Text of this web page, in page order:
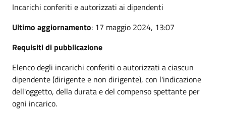
Incarichi conferiti e autorizzati ai dipendenti
Ultimo aggiornamento: 17 maggio 2024, 13:07
Requisiti di pubblicazione
Elenco degli incarichi conferiti o autorizzati a ciascun
dipendente (dirigente e non dirigente), con l'indicazione
dell'oggetto, della durata e del compenso spettante per
ogni incarico.